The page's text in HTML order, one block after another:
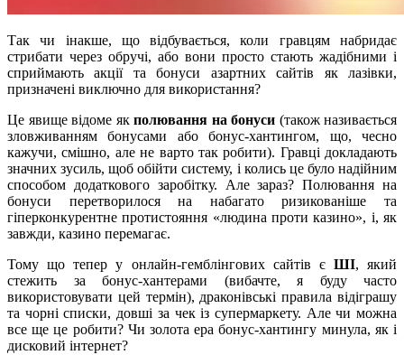
Так чи інакше, що відбувається, коли гравцям набридає
стрибати через обручі, або вони просто стають жадібними і
сприймають акції та бонуси азартних сайтів як лазівки,
призначені виключно для використання?
Це явище відоме як полювання на бонуси (також називається
зловживанням бонусами або бонус-хантингом, що, чесно
кажучи, смішно, але не варто так робити). Гравці докладають
значних зусиль, щоб обійти систему, і колись це було надійним
способом додаткового заробітку. Але зараз? Полювання на
бонуси перетворилося на набагато ризикованіше та
гіперконкурентне протистояння «людина проти казино», і, як
завжди, казино перемагає.
Тому що тепер у онлайн-гемблінгових сайтів є ШІ, який
стежить за бонус-хантерами (вибачте, я буду часто
використовувати цей термін), драконівські правила відіграшу
та чорні списки, довші за чек із супермаркету. Але чи можна
все ще це робити? Чи золота ера бонус-хантингу минула, як і
дисковий інтернет?